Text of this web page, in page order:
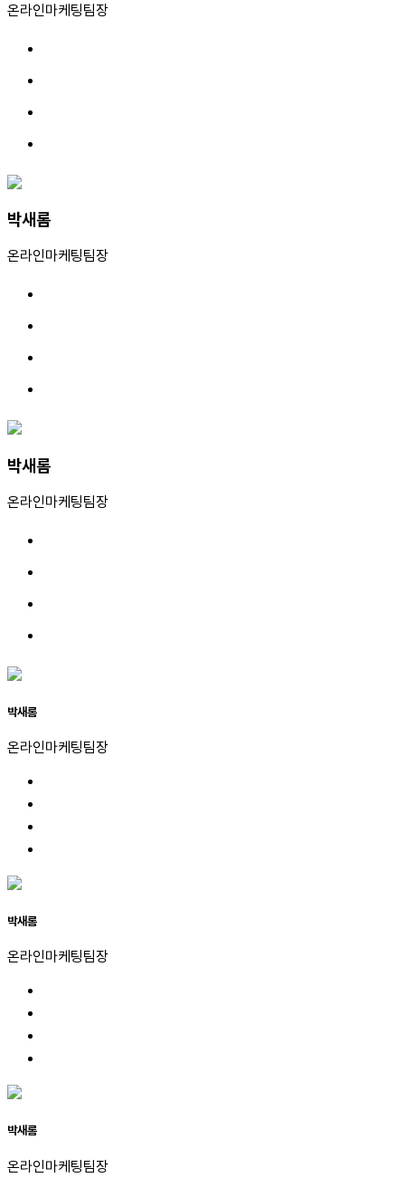
온라인마케팅팀장
박새롬
온라인마케팅팀장
박새롬
온라인마케팅팀장
박새롬
온라인마케팅팀장
박새롬
온라인마케팅팀장
박새롬
온라인마케팅팀장